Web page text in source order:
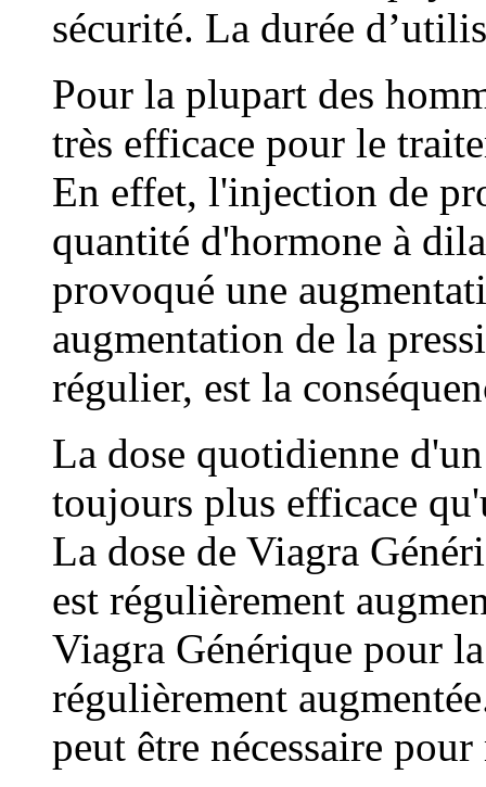
sécurité. La durée
Pour la plupart des
très efficace pour le
En effet, l'injection de
quantité d'hormone à
provoqué une
augmentation de la
régulier, est la
La dose quotidienne
toujours plus efficace
La dose de Viagra
est régulièrement
Viagra Générique pour
régulièrement
peut être nécessaire